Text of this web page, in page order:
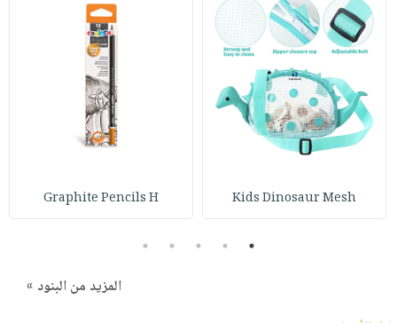
Kids Dinosaur Mesh
Graphite Pencils H
1
2
3
4
5
المزيد من البنود »